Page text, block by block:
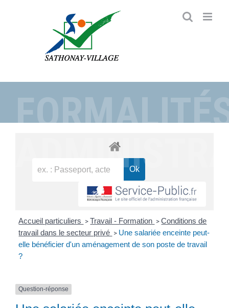
Accueil particuliers > Travail - Formation > Conditions de
travail dans le secteur privé > Une salariée enceinte peut-
elle bénéficier d'un aménagement de son poste de travail
?
Question-réponse